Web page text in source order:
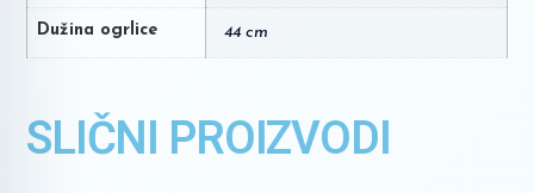
Dužina ogrlice 44 cm
SLIČNI PROIZVODI